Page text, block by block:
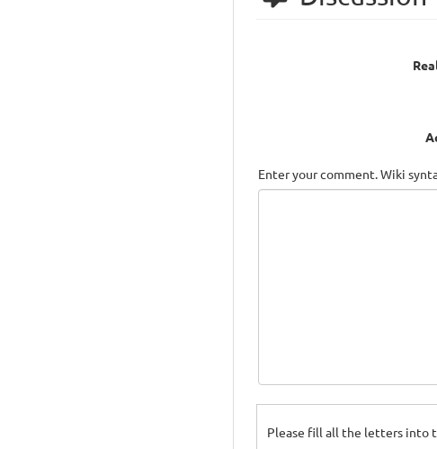
Enter your comment. Wiki
Please fill all the letters into